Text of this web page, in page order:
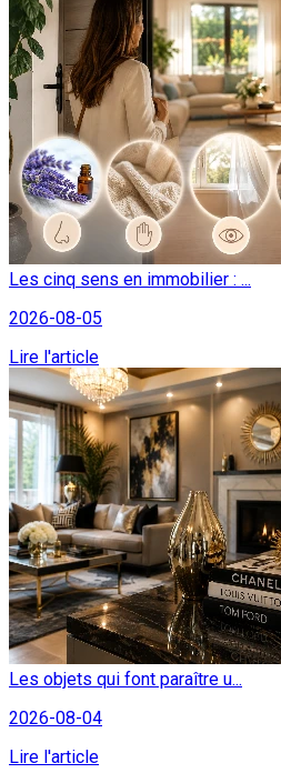
Les cinq sens en immobilier : ...
2026-08-05
Lire l'article
Les objets qui font paraître u...
2026-08-04
Lire l'article